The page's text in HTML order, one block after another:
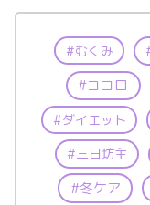
むくみ
ココロ
ダイエット
三日坊主
冬ケア